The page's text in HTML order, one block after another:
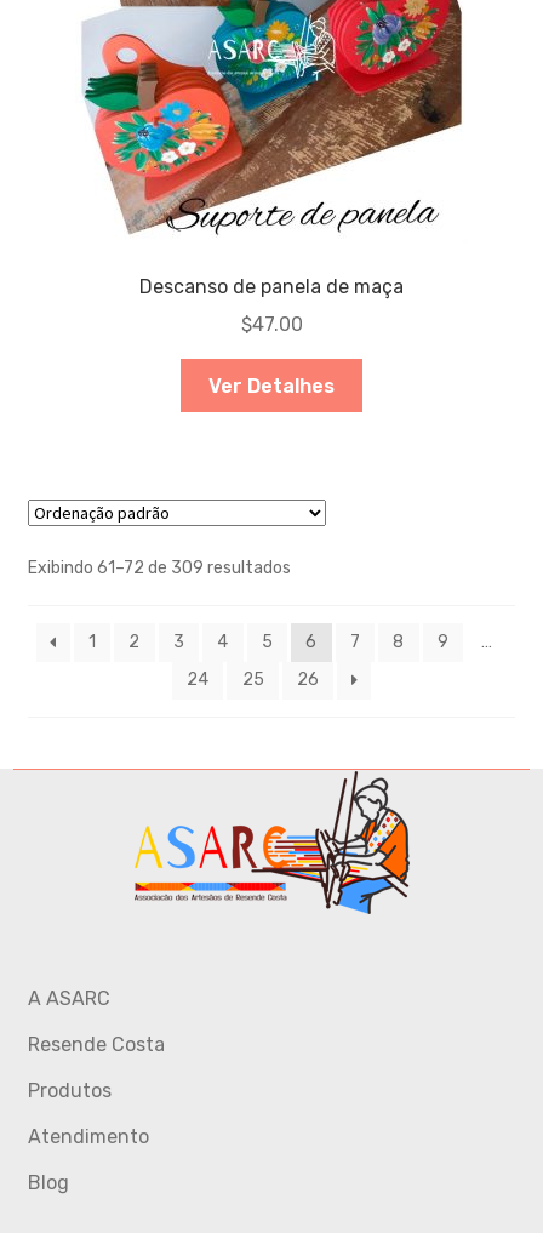
Descanso de panela de maça
$47.00
Ver Detalhes
Exibindo 61–72 de 309 resultados
1 2 3 4 5 6 7 8 9
…
24
25 26
A ASARC
Resende Costa
Produtos
Atendimento
Blog